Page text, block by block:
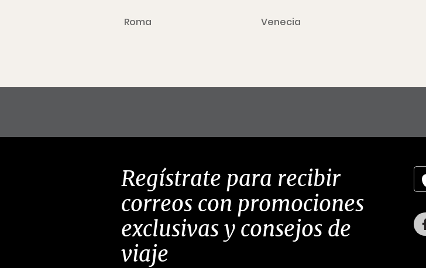
Roma Venecia
Regístrate para recibir
correos con promociones
exclusivas y consejos de
viaje